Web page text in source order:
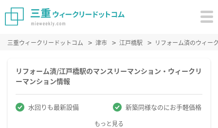
三重ウィークリードットコム 津市 江戸橋駅 リフォーム済のウィー
リフォーム済/江戸橋駅のマンスリーマンション・ウィークリ
ーマンション情報
水回りも最新設備 新築同様なのにお手軽価格
もっと見る